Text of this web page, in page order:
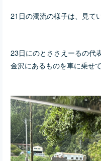
や高齢者など「災害弱者」
とも呼ばれ、災害時の支援
分野です。薮下さんからお
話を聞きながら、声を上げ
るのが難しい障がい者の支
時の障がい者へサポートす
る難しさと行政の壁 石川県
珠洲市の様子2024年4月 障
がい者の支援を行
21日の濁流の様子は、見て
23日にのとささえーるの代
金沢にあるものを車に乗せて